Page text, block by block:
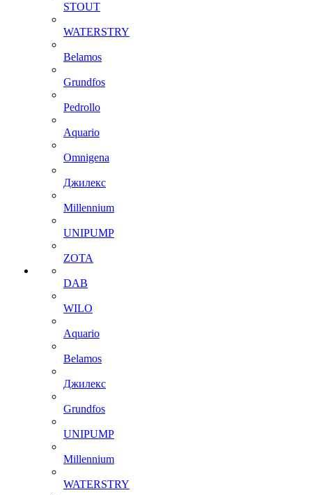
STOUT
WATERSTRY
Belamos
Grundfos
Pedrollo
Aquario
Omnigena
Джилекс
Millennium
UNIPUMP
ZOTA
DAB
WILO
Aquario
Belamos
Джилекс
Grundfos
UNIPUMP
Millennium
WATERSTRY